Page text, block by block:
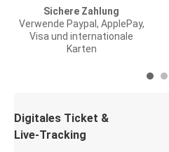
Sichere Zahlung
Verwende Paypal, ApplePay,
Visa und internationale
Karten
Digitales Ticket &
Live-Tracking